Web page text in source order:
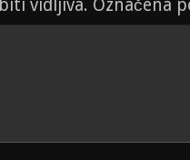
vidljiva. Označena